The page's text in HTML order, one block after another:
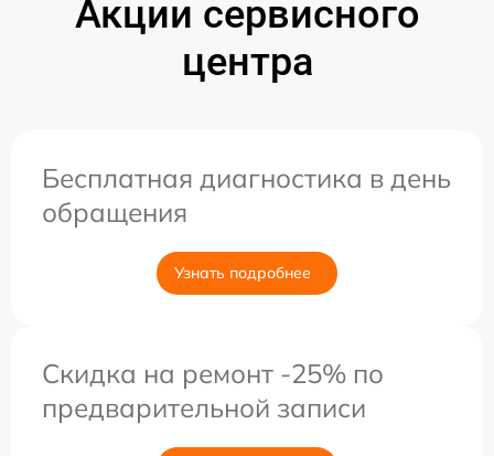
Акции сервисного
центра
Бесплатная диагностика в день
обращения
Узнать подробнее
Скидка на ремонт -25% по
предварительной записи